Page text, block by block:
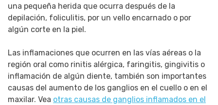
una pequeña herida que ocurra después de la
depilación, foliculitis, por un vello encarnado o por
algún corte en la piel.
Las inflamaciones que ocurren en las vías aéreas o la
región oral como rinitis alérgica, faringitis, gingivitis o
inflamación de algún diente, también son importantes
causas del aumento de los ganglios en el cuello o en el
maxilar. Vea otras causas de ganglios inflamados en el